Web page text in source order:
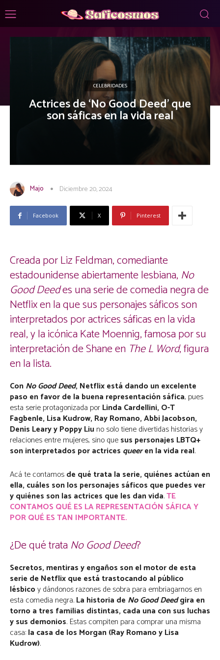
CELEBRIDADES
Actrices de ‘No Good Deed’ que
son sáficas en la vida real
Majo Diciembre 20, 2024
Facebook X Pinterest
Creada por Liz Feldman, comediante
estadounidense abiertamente lesbiana, No
Good Deedes una serie de comedia negra de
Netflix en la que sus personajes sáficos son
interpretados por actrices sáficas en la vida
real, y la icónica Kate Moennig, famosa por su
interpretación de Shane en The L Word, figura
en la lista.
ConNo Good Deed, Netflix está dando un excelente
paso en favor de la buena representación sáfica, pues
esta serie protagonizada porLinda Cardellini, O-T
Fagbenle, Lisa Kudrow, Ray Romano, Abbi Jacobson,
Denis Leary y Poppy Liuno solo tiene divertidas historias y
relaciones entre mujeres, sino quesus personajes LBTQ+
son interpretados por actrices queeren la vida real.
Acá te contamosde qué trata la serie, quiénes actúan en
ella, cuáles son los personajes sáficos que puedes ver
y quiénes son las actrices que les dan vida.TE
CONTAMOS QUÉ ES LA REPRESENTACIÓN SÁFICA Y
POR QUÉ ES TAN IMPORTANTE.
¿De qué trata No Good Deed?
Secretos, mentiras y engaños son el motor de esta
serie de Netflix que está trastocando al público
lésbicoy dándonos razones de sobra para embriagarnos en
esta comedia negra.La historia de No Good Deedgira en
torno a tres familias distintas, cada una con sus luchas
y sus demonios. Estas compiten para comprar una misma
casa:la casa de los Morgan (Ray Romano y Lisa
Kudrow).